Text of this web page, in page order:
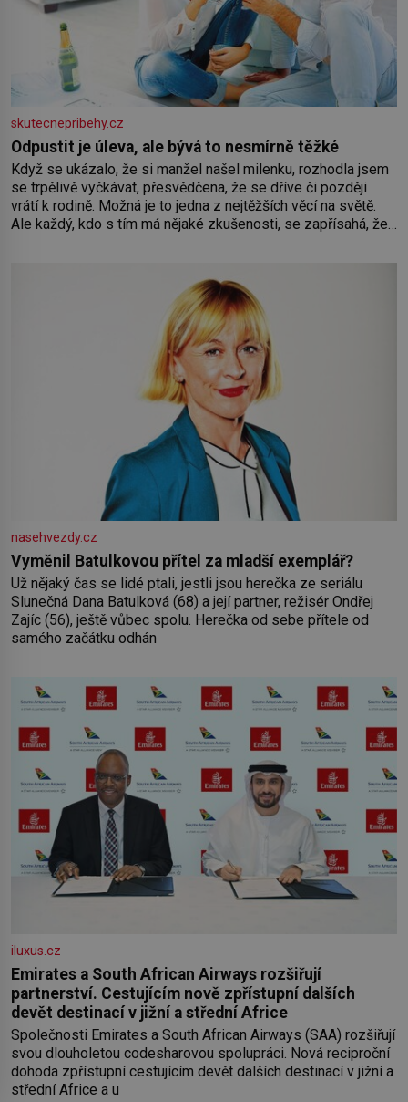
skutecnepribehy.cz
Odpustit je úleva, ale bývá to nesmírně těžké
Když se ukázalo, že si manžel našel milenku, rozhodla jsem
se trpělivě vyčkávat, přesvědčena, že se dříve či později
vrátí k rodině. Možná je to jedna z nejtěžších věcí na světě.
Ale každý, kdo s tím má nějaké zkušenosti, se zapřísahá, že
nasehvezdy.cz
Vyměnil Batulkovou přítel za mladší exemplář?
Už nějaký čas se lidé ptali, jestli jsou herečka ze seriálu
Slunečná Dana Batulková (68) a její partner, režisér Ondřej
Zajíc (56), ještě vůbec spolu. Herečka od sebe přítele od
samého začátku odhán
iluxus.cz
Emirates a South African Airways rozšiřují
partnerství. Cestujícím nově zpřístupní dalších
devět destinací v jižní a střední Africe
Společnosti Emirates a South African Airways (SAA) rozšiřují
svou dlouholetou codesharovou spolupráci. Nová reciproční
dohoda zpřístupní cestujícím devět dalších destinací v jižní a
střední Africe a u